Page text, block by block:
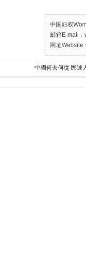
中国妇权
邮箱E-mail
网址Website
中國何去何從 民運